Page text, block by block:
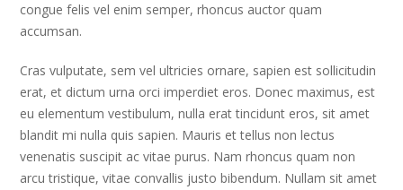
congue felis vel enim semper, rhoncus auctor quam
accumsan.
Cras vulputate, sem vel ultricies ornare, sapien est sollicitudin
erat, et dictum urna orci imperdiet eros. Donec maximus, est
eu elementum vestibulum, nulla erat tincidunt eros, sit amet
blandit mi nulla quis sapien. Mauris et tellus non lectus
venenatis suscipit ac vitae purus. Nam rhoncus quam non
arcu tristique, vitae convallis justo bibendum. Nullam sit amet